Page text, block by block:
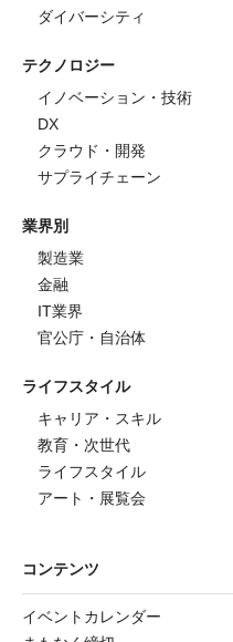
ダイバーシティ
テクノロジー
イノベーション・技術
DX
クラウド・開発
サプライチェーン
業界別
製造業
金融
IT業界
官公庁・自治体
ライフスタイル
キャリア・スキル
教育・次世代
ライフスタイル
アート・展覧会
コンテンツ
イベントカレンダー